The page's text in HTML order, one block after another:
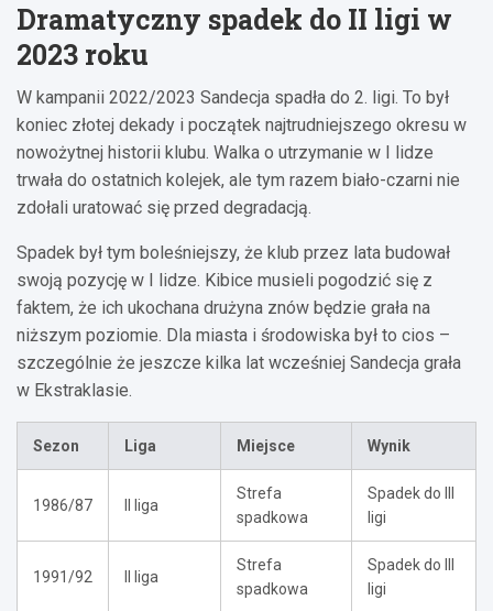
Dramatyczny spadek do II ligi w
2023 roku
W kampanii 2022/2023 Sandecja spadła do 2. ligi. To był
koniec złotej dekady i początek najtrudniejszego okresu w
nowożytnej historii klubu. Walka o utrzymanie w I lidze
trwała do ostatnich kolejek, ale tym razem biało-czarni nie
zdołali uratować się przed degradacją.
Spadek był tym boleśniejszy, że klub przez lata budował
swoją pozycję w I lidze. Kibice musieli pogodzić się z
faktem, że ich ukochana drużyna znów będzie grała na
niższym poziomie. Dla miasta i środowiska był to cios –
szczególnie że jeszcze kilka lat wcześniej Sandecja grała
w Ekstraklasie.
Sezon Liga Miejsce Wynik
1986/87 II liga
Strefa
spadkowa
Spadek do III
ligi
1991/92 II liga
Strefa
spadkowa
Spadek do III
ligi